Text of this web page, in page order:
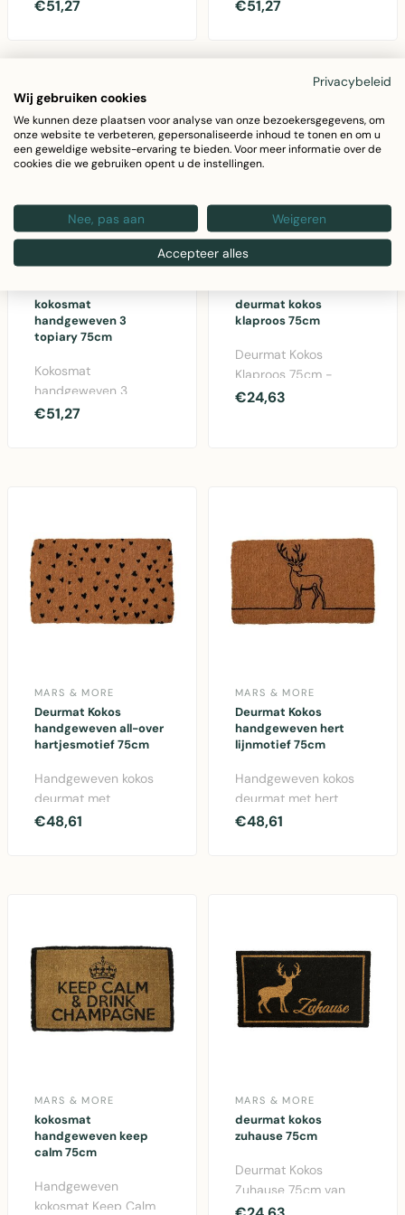
€51,27 €51,27
kokosmat
handgeweven 3
topiary 75cm
Kokosmat
handgeweven 3
topiary 75cm van Mars
€51,27
deurmat kokos
klaproos 75cm
Deurmat Kokos
Klaproos 75cm -
Natuurlijke kokosvezel
€24,63
MARS & MORE
Deurmat Kokos
handgeweven all-over
hartjesmotief 75cm
Handgeweven kokos
deurmat met
hartjesmotief.
€48,61
MARS & MORE
Deurmat Kokos
handgeweven hert
lijnmotief 75cm
Handgeweven kokos
deurmat met hert
lijnmotief. 75x45cm.
€48,61
MARS & MORE
kokosmat
handgeweven keep
calm 75cm
Handgeweven
kokosmat Keep Calm
MARS & MORE
deurmat kokos
zuhause 75cm
Deurmat Kokos
Zuhause 75cm van
Mars & More.
Privacybeleid
Wij gebruiken cookies
We kunnen deze plaatsen voor analyse van onze bezoekersgegevens, om
onze website te verbeteren, gepersonaliseerde inhoud te tonen en om u
een geweldige website-ervaring te bieden. Voor meer informatie over de
cookies die we gebruiken opent u de instellingen.
Nee, pas aan Weigeren
Accepteer alles